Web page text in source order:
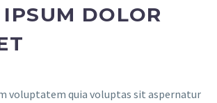
DOLOR
voluptatem quia voluptas sit aspernatur